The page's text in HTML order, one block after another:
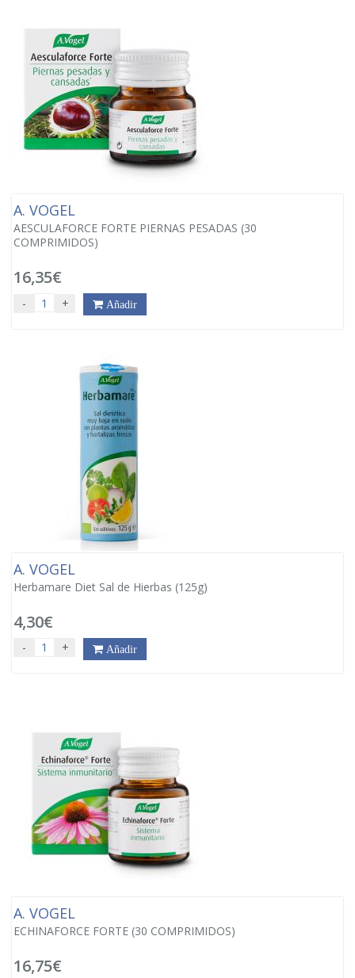
A. VOGEL
AESCULAFORCE FORTE PIERNAS PESADAS (30
COMPRIMIDOS)
16,35€
- + Añadir
A. VOGEL
Herbamare Diet Sal de Hierbas (125g)
4,30€
- + Añadir
A. VOGEL
ECHINAFORCE FORTE (30 COMPRIMIDOS)
16,75€